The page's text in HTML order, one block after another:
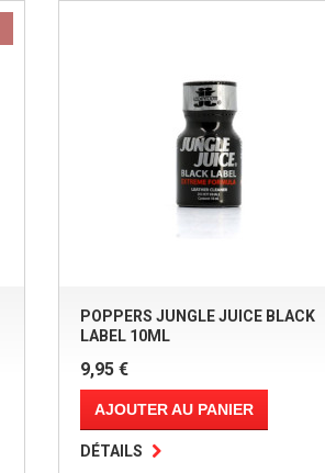
POPPERS JUNGLE JUICE BLACK
LABEL 10ML
9,95 €
AJOUTER AU PANIER
DÉTAILS